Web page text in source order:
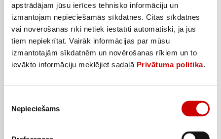
apstrādājam jūsu ierīces tehnisko informāciju un
izmantojam nepieciešamās sīkdatnes. Citas sīkdatnes
vai novērošanas rīki netiek iestatīti automātiski, ja jūs
tiem nepiekrītat. Vairāk informācijas par mūsu
izmantotajām sīkdatnēm un novērošanas rīkiem un to
ievākto informāciju meklējiet sadaļā Privātuma politika.
izvēle
Nepieciešams
Pelmeņi EXTRA LINE 1kg
1
. 48€
1,48€/kg
Pievienot